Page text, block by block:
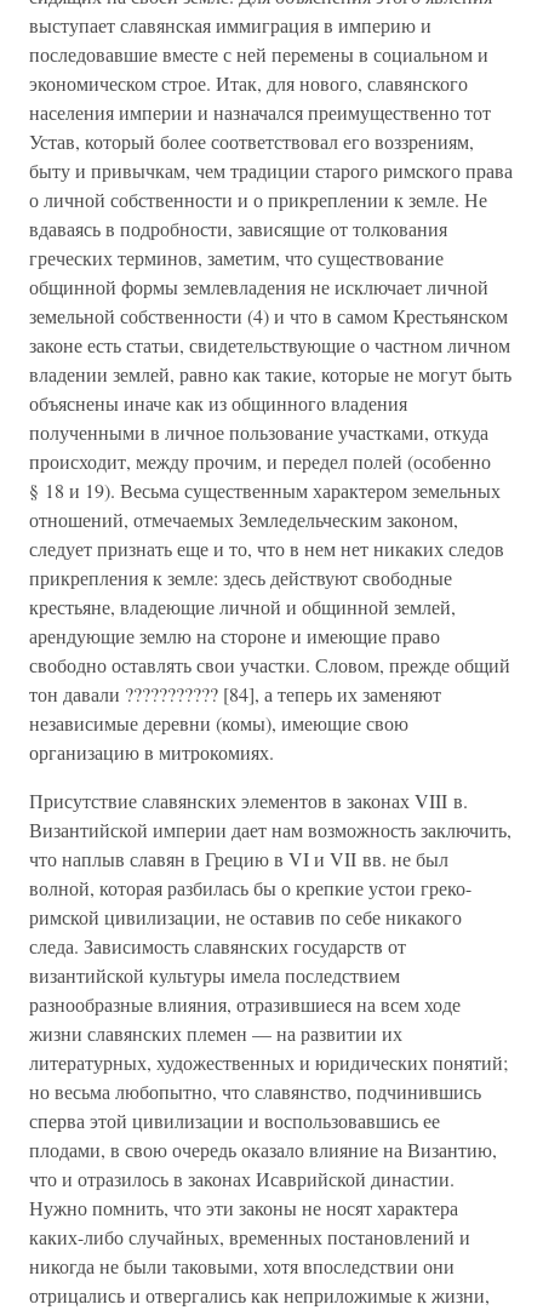
выступает славянская иммиграция в империю и
последовавшие вместе с ней перемены в социальном и
экономическом строе. Итак, для нового, славянского
населения империи и назначался преимущественно тот
Устав, который более соответствовал его воззрениям,
быту и привычкам, чем традиции старого римского права
о личной собственности и о прикреплении к земле. Не
вдаваясь в подробности, зависящие от толкования
греческих терминов, заметим, что существование
общинной формы землевладения не исключает личной
земельной собственности (4) и что в самом Крестьянском
законе есть статьи, свидетельствующие о частном личном
владении землей, равно как такие, которые не могут быть
объяснены иначе как из общинного владения
полученными в личное пользование участками, откуда
происходит, между прочим, и передел полей (особенно
§ 18 и 19). Весьма существенным характером земельных
отношений, отмечаемых Земледельческим законом,
следует признать еще и то, что в нем нет никаких следов
прикрепления к земле: здесь действуют свободные
крестьяне, владеющие личной и общинной землей,
арендующие землю на стороне и имеющие право
свободно оставлять свои участки. Словом, прежде общий
тон давали ??????????? [84], а теперь их заменяют
независимые деревни (комы), имеющие свою
организацию в митрокомиях.
Присутствие славянских элементов в законах VIII в.
Византийской империи дает нам возможность заключить,
что наплыв славян в Грецию в VI и VII вв. не был
волной, которая разбилась бы о крепкие устои греко-
римской цивилизации, не оставив по себе никакого
следа. Зависимость славянских государств от
византийской культуры имела последствием
разнообразные влияния, отразившиеся на всем ходе
жизни славянских племен — на развитии их
литературных, художественных и юридических понятий;
но весьма любопытно, что славянство, подчинившись
сперва этой цивилизации и воспользовавшись ее
плодами, в свою очередь оказало влияние на Византию,
что и отразилось в законах Исаврийской династии.
Нужно помнить, что эти законы не носят характера
каких-либо случайных, временных постановлений и
никогда не были таковыми, хотя впоследствии они
отрицались и отвергались как неприложимые к жизни,